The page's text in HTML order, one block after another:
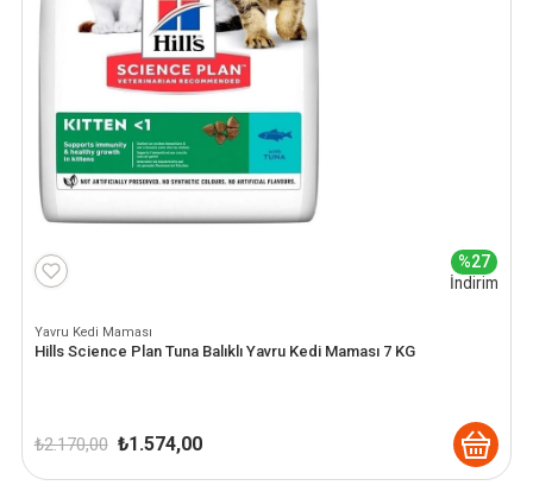
%27
İndirim
Yavru Kedi Maması
Hills Science Plan Tuna Balıklı Yavru Kedi Maması 7 KG
₺2.170,00 Orijinal
₺ 2.170,00.
₺1.574,00Şu
fiyat: